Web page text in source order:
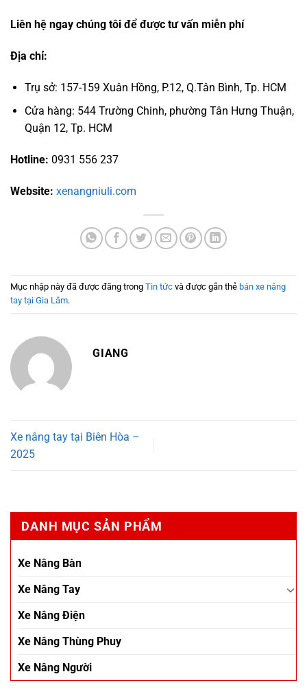
DANH MỤC SẢN PHẨM
Xe Nâng Bàn
Xe Nâng Tay
Xe Nâng Điện
Xe Nâng Thùng Phuy
Xe Nâng Người
Liên hệ ngay chúng tôi để được tư vấn miễn phí
Địa chỉ:
Trụ sở: 157-159 Xuân Hồng, P.12, Q.Tân Bình, Tp. HCM
Cửa hàng: 544 Trường Chinh, phường Tân Hưng Thuận,
Quận 12, Tp. HCM
Hotline: 0931 556 237
Website: xenangniuli.com
Mục nhập này đã được đăng trong Tin tức và được gắn thẻ bán xe nâng
tay tại Gia Lâm.
GIANG
Xe nâng tay tại Biên Hòa –
2025